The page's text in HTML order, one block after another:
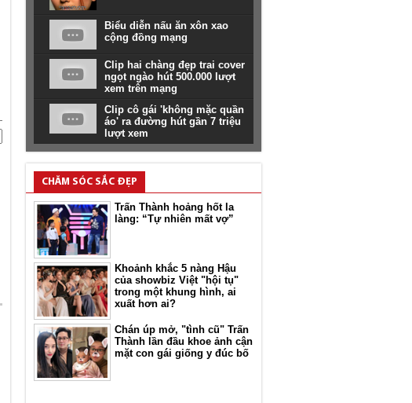
Biểu diễn nấu ăn xôn xao
cộng đồng mạng
Clip hai chàng đẹp trai cover
ngọt ngào hút 500.000 lượt
xem trên mạng
Clip cô gái 'không mặc quần
áo' ra đường hút gần 7 triệu
lượt xem
CHĂM SÓC SẮC ĐẸP
Trấn Thành hoảng hốt la
làng: “Tự nhiên mất vợ”
Khoảnh khắc 5 nàng Hậu
của showbiz Việt "hội tụ"
trong một khung hình, ai
xuất hơn ai?
Chán úp mở, "tình cũ" Trấn
Thành lần đầu khoe ảnh cận
mặt con gái giống y đúc bố